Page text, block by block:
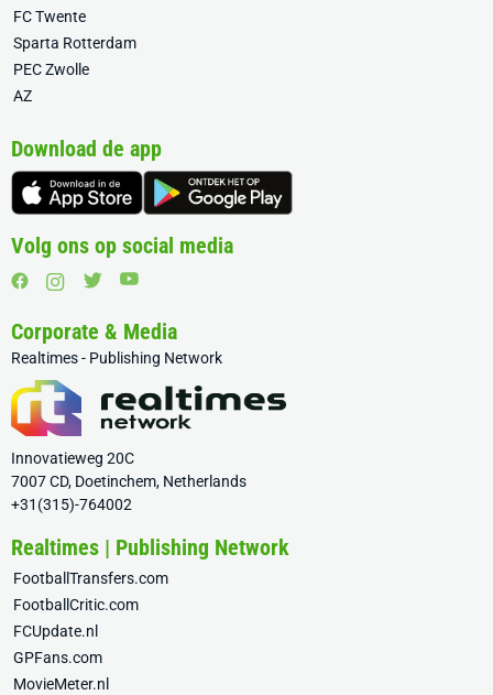
FC Twente
Sparta Rotterdam
PEC Zwolle
AZ
Download de app
Volg ons op social media
Corporate & Media
Realtimes - Publishing Network
Innovatieweg 20C
7007 CD, Doetinchem, Netherlands
+31(315)-764002
Realtimes | Publishing Network
FootballTransfers.com
FootballCritic.com
FCUpdate.nl
GPFans.com
MovieMeter.nl